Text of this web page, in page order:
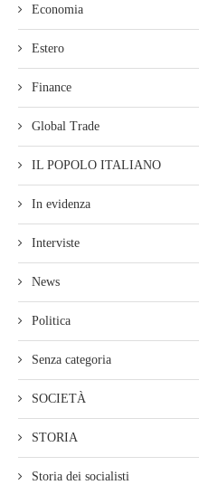
Economia
Estero
Finance
Global Trade
IL POPOLO ITALIANO
In evidenza
Interviste
News
Politica
Senza categoria
SOCIETÀ
STORIA
Storia dei socialisti